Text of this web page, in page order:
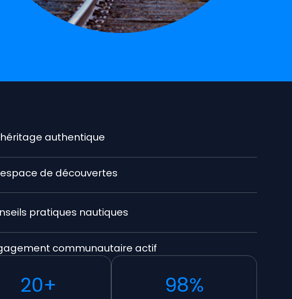
héritage authentique
de découvertes
pratiques nautiques
communautaire actif
20+ 98%